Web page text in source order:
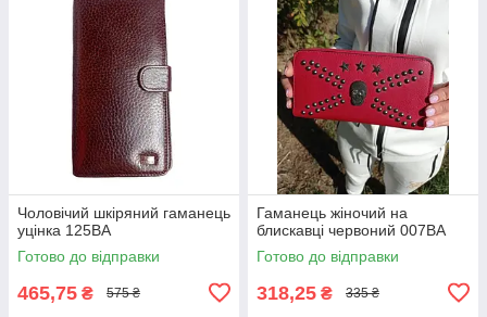
Чоловічий шкіряний гаманець
уцінка 125ВА
Готово до відправки
465,75 ₴ 575 ₴
Гаманець жіночий на
блискавці червоний 007ВА
Готово до відправки
318,25 ₴ 335 ₴